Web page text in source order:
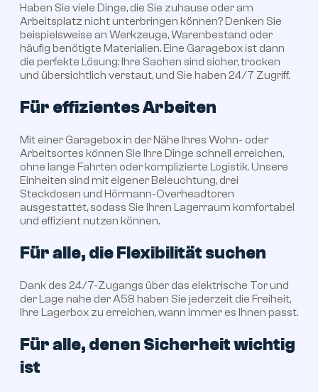
Haben Sie viele Dinge, die Sie zuhause oder am
Arbeitsplatz nicht unterbringen können? Denken Sie
beispielsweise an Werkzeuge, Warenbestand oder
häufig benötigte Materialien. Eine Garagebox ist dann
die perfekte Lösung: Ihre Sachen sind sicher, trocken
und übersichtlich verstaut, und Sie haben 24/7 Zugriff.
Für effizientes Arbeiten
Mit einer Garagebox in der Nähe Ihres Wohn- oder
Arbeitsortes können Sie Ihre Dinge schnell erreichen,
ohne lange Fahrten oder komplizierte Logistik. Unsere
Einheiten sind mit eigener Beleuchtung, drei
Steckdosen und Hörmann-Overheadtoren
ausgestattet, sodass Sie Ihren Lagerraum komfortabel
und effizient nutzen können.
Für alle, die Flexibilität suchen
Dank des 24/7-Zugangs über das elektrische Tor und
der Lage nahe der A58 haben Sie jederzeit die Freiheit,
Ihre Lagerbox zu erreichen, wann immer es Ihnen passt.
Für alle, denen Sicherheit wichtig
ist